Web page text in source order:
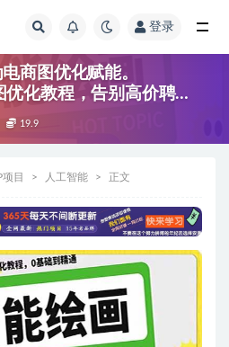
登录
商图优化赋能。
优化教程，告别高价聘…
19.9
目 人工智能 正文